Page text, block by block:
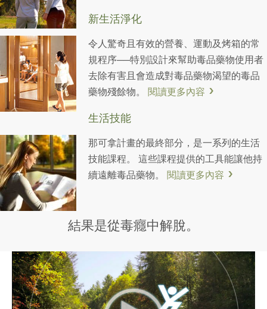
新生活淨化
令人驚奇且有效的營養、運動及烤箱的常
規程序──特別設計來幫助毒品藥物使用者
去除有害且會造成對毒品藥物渴望的毒品
藥物殘餘物。 閱讀更多內容
生活技能
那可拿計畫的最終部分，是一系列的生活
技能課程。 這些課程提供的工具能讓他持
續遠離毒品藥物。 閱讀更多內容
結果是從毒癮中解脫。